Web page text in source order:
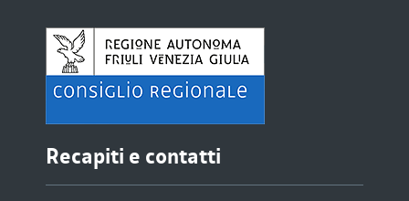
Recapiti e contatti